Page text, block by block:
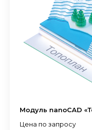
Модуль nanoCAD
Цена по запросу